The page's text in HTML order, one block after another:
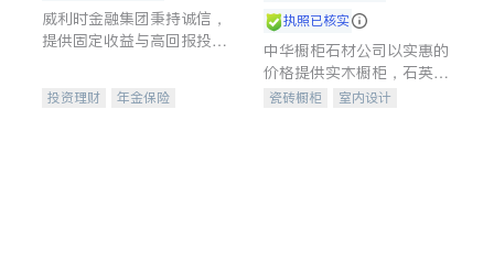
威利时金融集团秉持诚信，
提供固定收益与高回报投资
合，助力客户实现目标
投资理财
年金保险
执照已核实
中华橱柜石材公司以实惠的
价格提供实木橱柜，石英石
台面，多种优质不锈钢水
瓷砖橱柜
室内设计